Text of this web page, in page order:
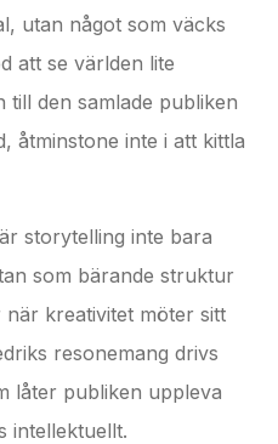
utan något som väcks
att se världen lite
den samlade publiken
åtminstone inte i att kittla
storytelling inte bara
som bärande struktur
kreativitet möter sitt
resonemang drivs
låter publiken uppleva
intellektuellt.